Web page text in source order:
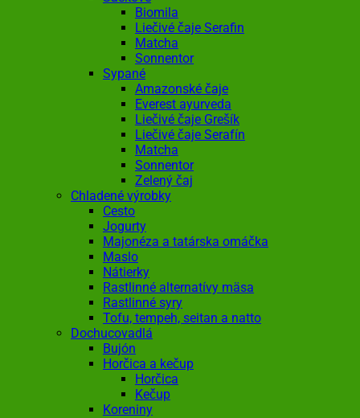
Biomila
Liečivé čaje Serafin
Matcha
Sonnentor
Sypané
Amazonské čaje
Everest ayurveda
Liečivé čaje Grešík
Liečivé čaje Serafín
Matcha
Sonnentor
Zelený čaj
Chladené výrobky
Cesto
Jogurty
Majonéza a tatárska omáčka
Maslo
Nátierky
Rastlinné alternatívy mäsa
Rastlinné syry
Tofu, tempeh, seitan a natto
Dochucovadlá
Bujón
Horčica a kečup
Horčica
Kečup
Koreniny